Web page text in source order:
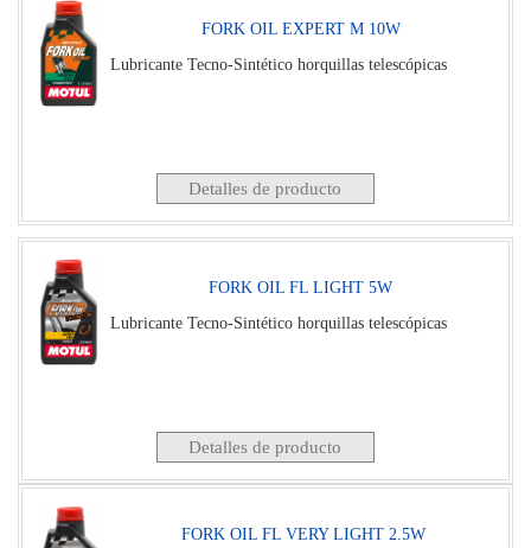
FORK OIL EXPERT M 10W
Lubricante Tecno-Sintético horquillas telescópicas
Detalles de producto
FORK OIL FL LIGHT 5W
Lubricante Tecno-Sintético horquillas telescópicas
Detalles de producto
FORK OIL FL VERY LIGHT 2.5W